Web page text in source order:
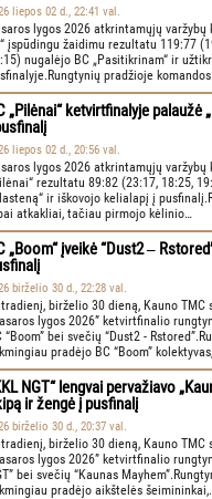
liepos 02 d., 22:41 val.
lygos 2026 atkrintamųjų varžybų
įspūdingu žaidimu rezultatu 119:77
nugalėjo BC „Pasitikrinam“ ir
pradžioje
„Pilėnai“ ketvirtfinalyje palaužė
liepos 02 d., 20:56 val.
lygos 2026 atkrintamųjų
rezultatu 89:82 (23:17, 18:25,
ir iškovojo kelialapį į
atkakliai, tačiau pirmojo kėlinio…
„Boom“ įveikė “Dust2 ‒
birželio 30 d., 22:28 val.
birželio 30 dieną, Kauno TMC
lygos 2026” ketvirtfinalio
“Boom” bei svečių “Dust2 -
pradėjo BC “Boom”
NGT“ lengvai pervažiavo
ir žengė į pusfinalį
birželio 30 d., 20:37 val.
birželio 30 dieną, Kauno TMC
lygos 2026” ketvirtfinalio
bei svečių “Kaunas
pradėjo aikštelės